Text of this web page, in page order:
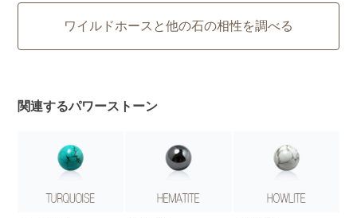
ワイルドホースと他の石の相性を調べる
関連するパワーストーン